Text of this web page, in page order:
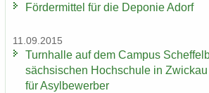
För­der­mit­tel für die De­po­nie Adorf
11.09.2015
Turn­hal­le auf dem Cam­pus
säch­si­schen Hoch­schu­le in
für Asyl­be­wer­ber